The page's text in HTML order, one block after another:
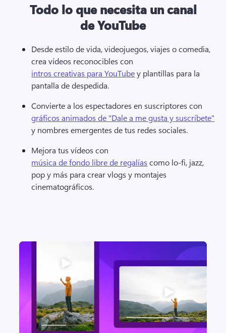
Todo lo que necesita un canal
de YouTube
Desde estilo de vida, videojuegos, viajes o comedia,
crea vídeos reconocibles con
intros creativas para YouTube y plantillas para la
pantalla de despedida.
Convierte a los espectadores en suscriptores con
gráficos animados de "Dale a me gusta y suscríbete"
y nombres emergentes de tus redes sociales.
Mejora tus vídeos con
música de fondo libre de regalías como lo-fi, jazz,
pop y más para crear vlogs y montajes
cinematográficos.